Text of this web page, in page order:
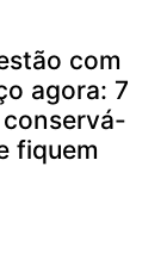
com
agora: 7
fiquem